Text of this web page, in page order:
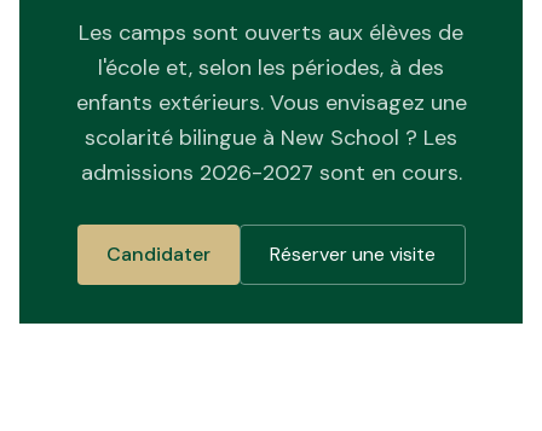
Les camps sont ouverts aux élèves de
l'école et, selon les périodes, à des
enfants extérieurs. Vous envisagez une
scolarité bilingue à New School ? Les
admissions 2026-2027 sont en cours.
Candidater Réserver une visite